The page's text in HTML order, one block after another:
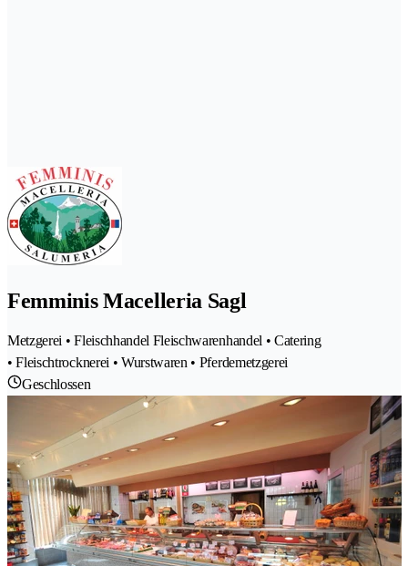
Femminis Macelleria Sagl
Metzgerei • Fleischhandel Fleischwarenhandel • Catering
• Fleischtrocknerei • Wurstwaren • Pferdemetzgerei
Geschlossen